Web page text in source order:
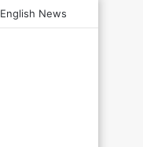
English News